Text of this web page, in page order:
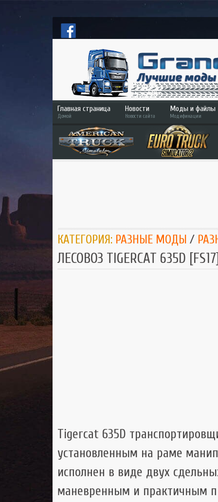
Главная страница
Домой
Новости
Новости сайта
Моды и файлы
Модификации
ETS 2
ATS
КАТЕГОРИЯ: РАЗНЫЕ МОДЫ /
ЛЕСОВОЗ TIGERCAT 635D
Tigercat 635D
установленным на раме
исполнен в виде двух
маневренным и практичным